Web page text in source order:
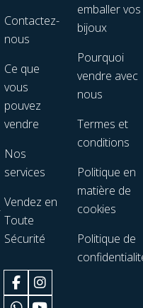
Contactez-
nous
Ce que
vous
pouvez
vendre
Nos
services
Vendez en
Toute
Sécurité
emballer vos
bijoux
Pourquoi
vendre avec
nous
Termes et
conditions
Politique en
matière de
cookies
Politique de